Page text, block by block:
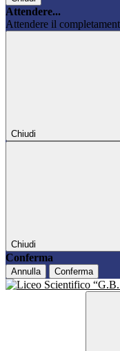
Attendere...
Attendere il
Chiudi
Chiudi
Conferma
Annulla Conferma